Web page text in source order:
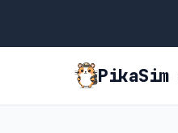
PikaSim